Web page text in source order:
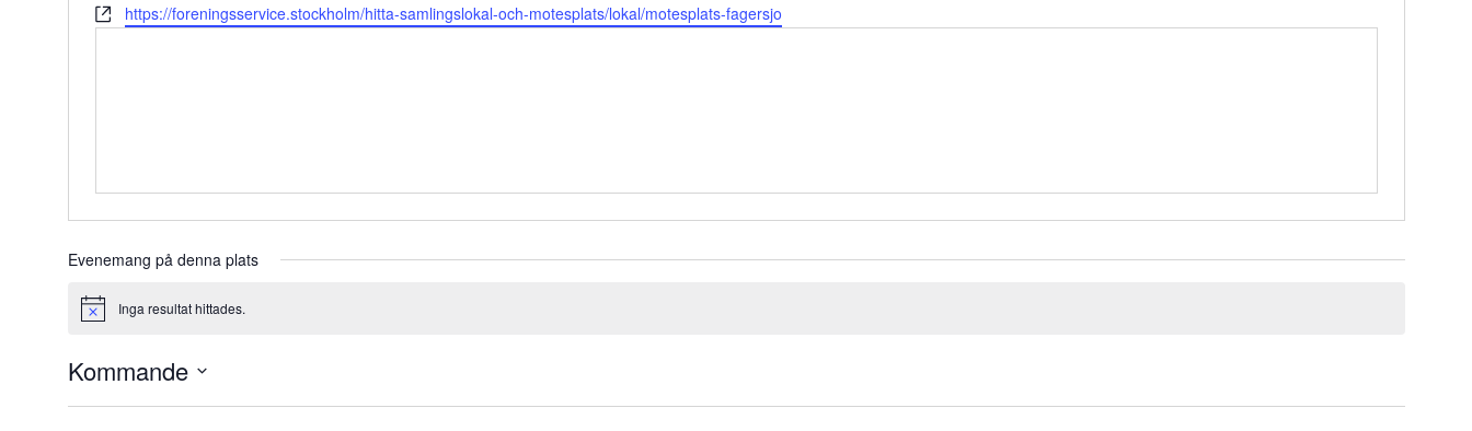
Websitehttps://foreningsservice.stockholm/hitta-samlingslokal-och-motesplats/lokal/motesplats-fagersjo
Evenemang på denna plats
Notice Inga resultat hittades.
Kommande